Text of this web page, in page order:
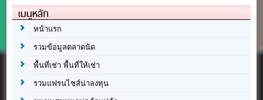
เมนูหลัก
หน้าแรก
รวมข้อมูลตลาดนัด
พื้นที่เช่า พื้นที่ให้เช่า
รวมแฟรนไชส์น่าลงทุน